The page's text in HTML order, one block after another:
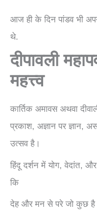
आज ही के दिन पांडव भी
थे.
दीपावली
महत्त्व
कार्तिक अमावस अथवा
प्रकाश, अज्ञान पर ज्ञान,
उत्सव है।
हिंदू दर्शन में योग, वेदांत,
कि
देह और मन से परे जो कुछ है